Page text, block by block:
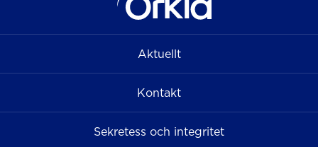
Aktuellt
Kontakt
Sekretess och integritet